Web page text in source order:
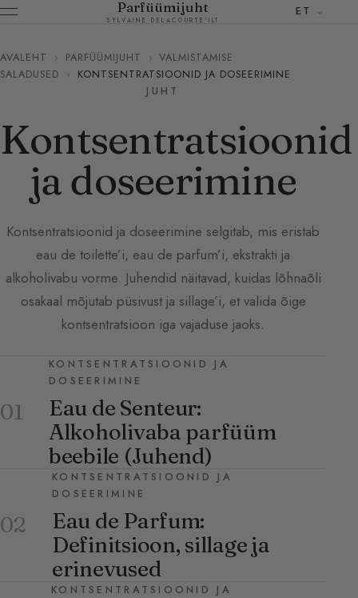
Parfüümijuht
SYLVAINE DELACOURTE'ILT
ET
AVALEHT › PARFÜÜMIJUHT › VALMISTAMISE
SALADUSED
›
KONTSENTRATSIOONID JA DOSEERIMINE
JUHT
Kontsentratsioonid
ja doseerimine
Kontsentratsioonid ja doseerimine selgitab, mis eristab
eau de toilette’i, eau de parfum’i, ekstrakti ja
alkoholivabu vorme. Juhendid näitavad, kuidas lõhnaõli
osakaal mõjutab püsivust ja sillage’i, et valida õige
kontsentratsioon iga vajaduse jaoks.
01
KONTSENTRATSIOONID JA
DOSEERIMINE
Eau de Senteur:
Alkoholivaba parfüüm
beebile (Juhend)
02
KONTSENTRATSIOONID JA
DOSEERIMINE
Eau de Parfum:
Definitsioon, sillage ja
erinevused
KONTSENTRATSIOONID JA